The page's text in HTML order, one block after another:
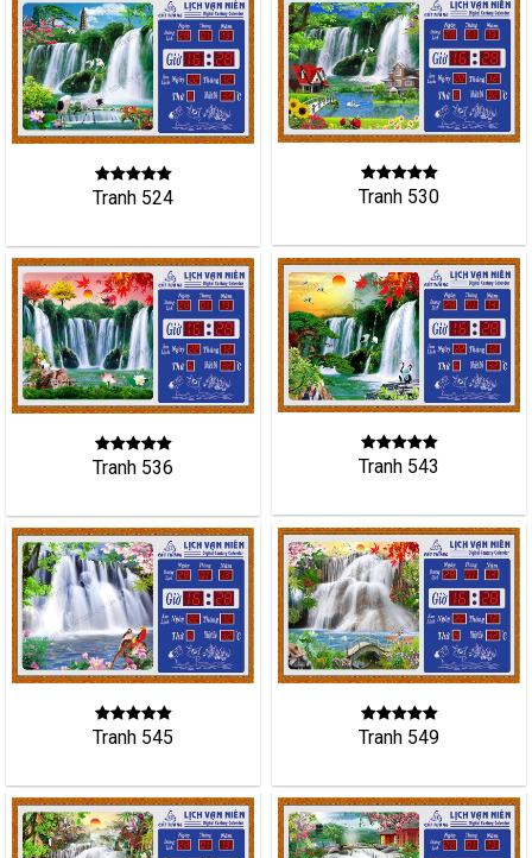
Tranh 524 Tranh 530
Tranh 536 Tranh 543
Tranh 545 Tranh 549